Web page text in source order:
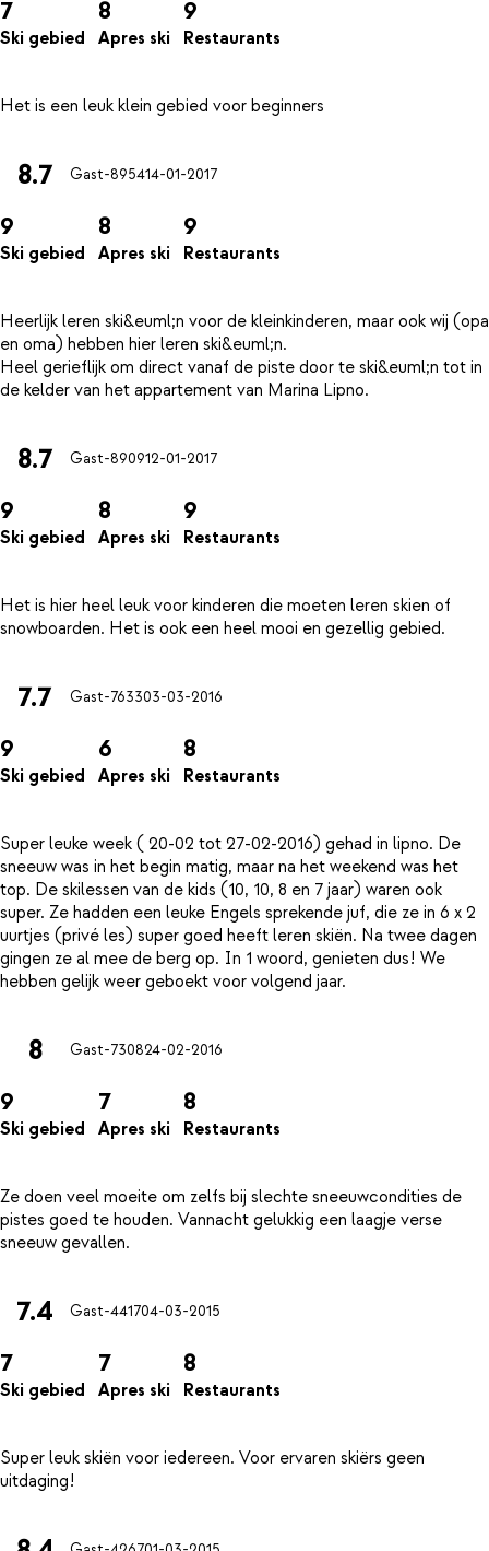
7
Ski gebied
8
Apres ski
9
Restaurants
8.7 Gast-895414-01-2017
9
Ski gebied
8
Apres ski
9
Restaurants
Heerlijk leren ski&euml;n voor de kleinkinderen, maar ook wij (opa
en oma) hebben hier leren ski&euml;n.
Heel gerieflijk om direct vanaf de piste door te ski&euml;n tot in
8.7 Gast-890912-01-2017
9
Ski gebied
8
Apres ski
9
Restaurants
Het is hier heel leuk voor kinderen die moeten leren skien of
7.7 Gast-763303-03-2016
9
Ski gebied
6
Apres ski
8
Restaurants
Super leuke week ( 20-02 tot 27-02-2016) gehad in lipno. De
sneeuw was in het begin matig, maar na het weekend was het
top. De skilessen van de kids (10, 10, 8 en 7 jaar) waren ook
super. Ze hadden een leuke Engels sprekende juf, die ze in 6 x 2
uurtjes (privé les) super goed heeft leren skiën. Na twee dagen
gingen ze al mee de berg op. In 1 woord, genieten dus! We
8 Gast-730824-02-2016
9
Ski gebied
7
Apres ski
8
Restaurants
Ze doen veel moeite om zelfs bij slechte sneeuwcondities de
pistes goed te houden. Vannacht gelukkig een laagje verse
7.4 Gast-441704-03-2015
7
Ski gebied
7
Apres ski
8
Restaurants
Super leuk skiën voor iedereen. Voor ervaren skiërs geen